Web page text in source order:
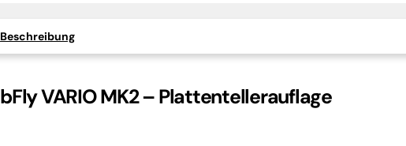
Beschreibung
bFly VARIO MK2 – Plattentellerauflage